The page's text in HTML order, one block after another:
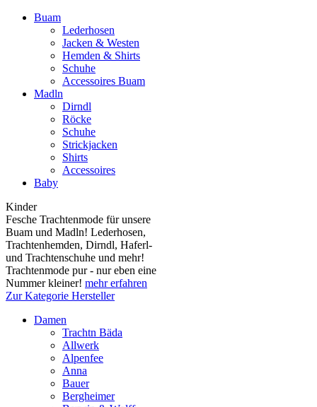
Buam
Lederhosen
Jacken & Westen
Hemden & Shirts
Schuhe
Accessoires Buam
Madln
Dirndl
Röcke
Schuhe
Strickjacken
Shirts
Accessoires
Baby
Kinder
Fesche Trachtenmode für unsere
Buam und Madln! Lederhosen,
Trachtenhemden, Dirndl, Haferl-
und Trachtenschuhe und mehr!
Trachtenmode pur - nur eben eine
Nummer kleiner! mehr erfahren
Zur Kategorie Hersteller
Damen
Trachtn Bäda
Allwerk
Alpenfee
Anna
Bauer
Bergheimer